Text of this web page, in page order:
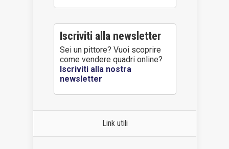
Iscriviti alla newsletter
Sei un pittore? Vuoi scoprire
come vendere quadri online?
Iscriviti alla nostra
newsletter
Link utili